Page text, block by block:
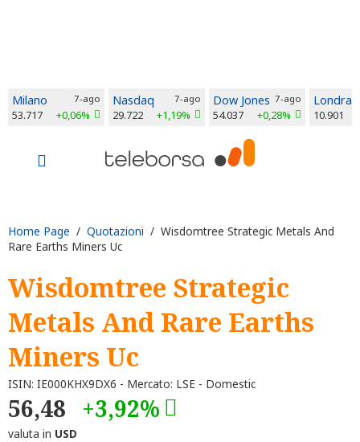
Milano 7-ago
53.717 +0,06%
Nasdaq 7-ago
29.722 +1,19%
Dow Jones 7-ago
54.037 +0,28%
Londra
10.901
Home Page / Quotazioni / Wisdomtree Strategic Metals And
Rare Earths Miners Uc
Wisdomtree Strategic
Metals And Rare Earths
Miners Uc
ISIN: IE000KHX9DX6 - Mercato: LSE - Domestic
56,48 +3,92%
valuta in USD